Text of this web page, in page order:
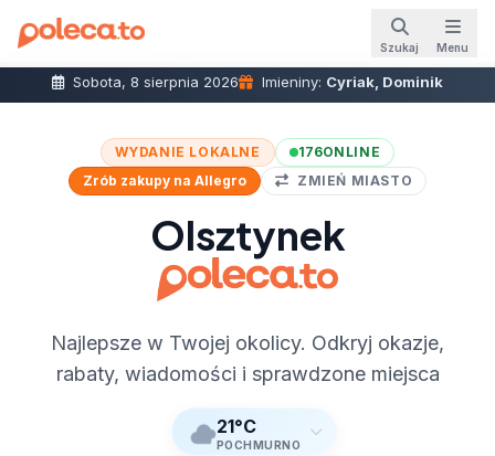
Szukaj Menu
Sobota, 8 sierpnia 2026 Imieniny: Cyriak, Dominik
WYDANIE LOKALNE 176ONLINE
Zrób zakupy na Allegro
ZMIEŃ MIASTO
Olsztynek
Najlepsze w Twojej okolicy. Odkryj okazje,
rabaty, wiadomości i sprawdzone miejsca
21°C
POCHMURNO